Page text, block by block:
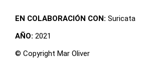
EN COLABORACIÓN CON: Suricata
AÑO: 2021
© Copyright Mar Oliver